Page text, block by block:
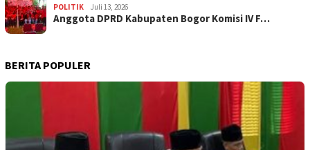
POLITIK Juli 13, 2026
Anggota DPRD Kabupaten Bogor Komisi IV F…
BERITA POPULER